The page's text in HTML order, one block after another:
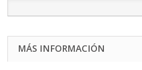
MÁS INFORMACIÓN